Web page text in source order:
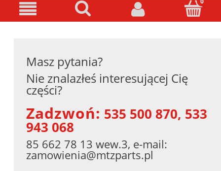
Masz pytania?
Nie znalazłeś interesującej Cię
części?
Zadzwoń: 535 500 870, 533
943 068
85 662 78 13 wew.3, e-mail:
zamowienia@mtzparts.pl